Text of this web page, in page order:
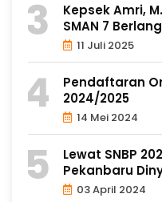
Kepsek Amri,
SMAN 7
11 Juli 2025
Pendaftaran
2024/2025
14 Mei 2024
Lewat SNBP
Pekanbaru
03 April 2024